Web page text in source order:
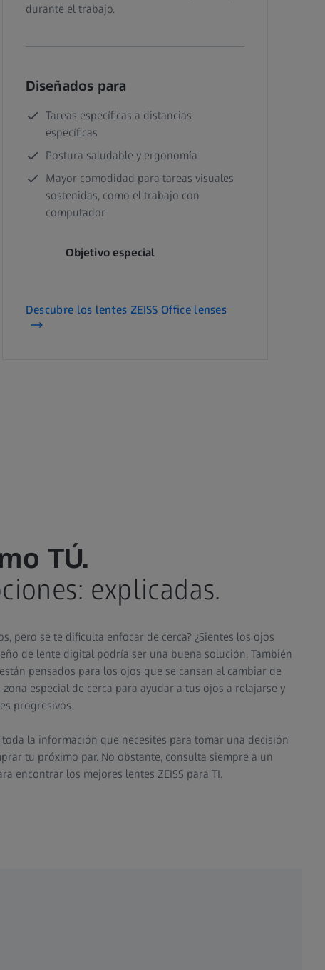
durante el trabajo.
Diseñados para
Tareas específicas a distancias
específicas
Postura saludable y ergonomía
Mayor comodidad para tareas visuales
sostenidas, como el trabajo con
computador
Objetivo especial
Descubre los lentes ZEISS Office lenses
TÚ.
explicadas.
pero se te dificulta enfocar de cerca? ¿Sientes los ojos
de lente digital podría ser una buena solución. También
pensados para los ojos que se cansan al cambiar de
especial de cerca para ayudar a tus ojos a relajarse y
progresivos.
la información que necesites para tomar una decisión
tu próximo par. No obstante, consulta siempre a un
encontrar los mejores lentes ZEISS para TI.